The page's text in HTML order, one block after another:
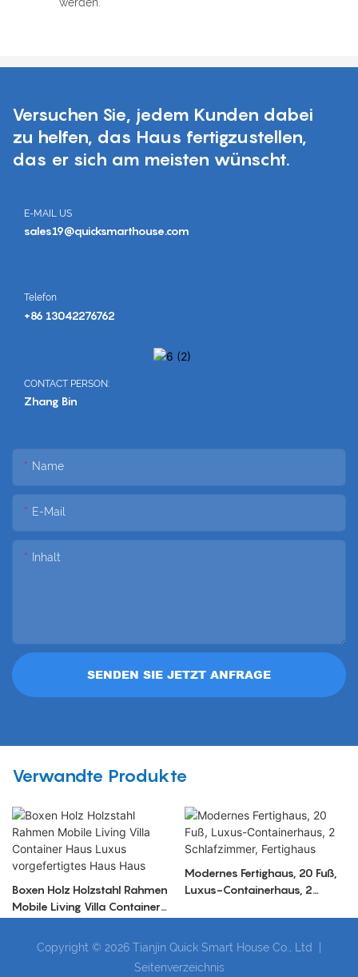
Versuchen Sie, jedem Kunden dabei
zu helfen, das Haus fertigzustellen,
das er sich am meisten wünscht.
E-MAIL US
sales19@quicksmarthouse.com
Telefon
+86 13042276762
CONTACT PERSON:
Zhang Bin
Name
E-Mail
Inhalt
SENDEN SIE JETZT ANFRAGE
Verwandte Produkte
Boxen Holz Holzstahl Rahmen
Mobile Living Villa Container
Haus Haus
Modernes Fertighaus, 20 Fuß,
Luxus-Containerhaus, 2
Copyright © 2026 Tianjin Quick Smart House Co., Ltd |
Seitenverzeichnis